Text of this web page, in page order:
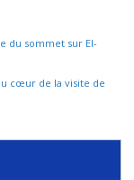
du sommet sur El-
cœur de la visite de